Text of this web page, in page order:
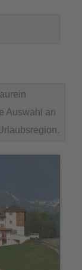
Auswahl an